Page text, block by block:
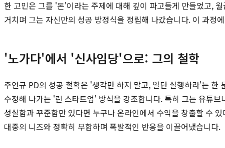
한 고민은 그를 '돈'이라는 주제에 대해 깊이 파고들게 만들었고,
거치며 그는 자신만의 성공 방정식을 정립해 나갔습니다. 이 과정
'노가다'에서 '신사임당'으로: 그의 철학
주언규 PD의 성공 철학은 '생각만 하지 말고, 일단 실행하라'는
수정해 나가는 '린 스타트업' 방식을 강조합니다. 특히 그는 유튜
성실함과 꾸준함만 있다면 누구나 온라인에서 수익을 창출할 수
대중의 니즈와 정확히 부합하며 폭발적인 반응을 이끌어냈습니다.